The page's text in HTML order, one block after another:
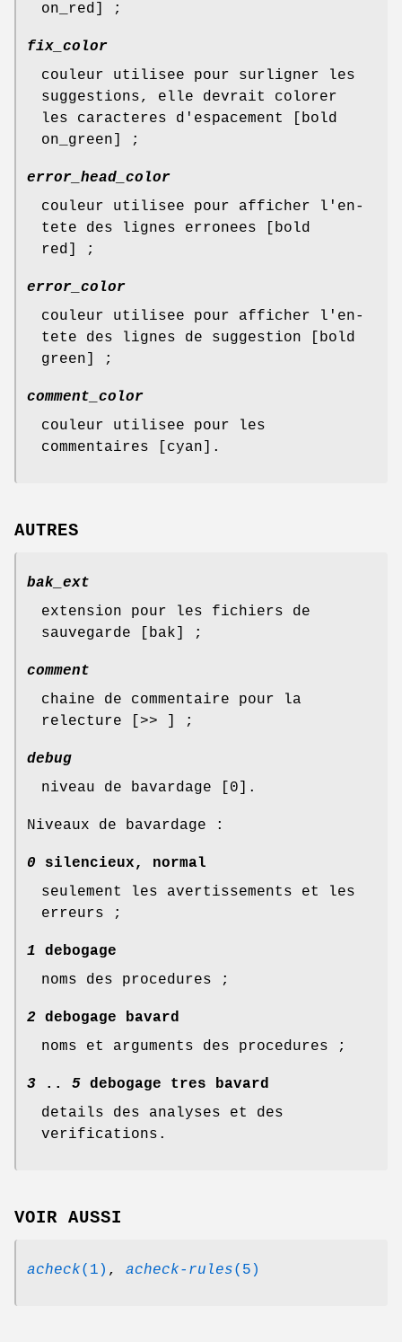
on_red] ;
fix_color
couleur utilisee pour surligner les
suggestions, elle devrait colorer
les caracteres d'espacement [bold
on_green] ;
error_head_color
couleur utilisee pour afficher l'en-
tete des lignes erronees [bold
red] ;
error_color
couleur utilisee pour afficher l'en-
tete des lignes de suggestion [bold
green] ;
comment_color
couleur utilisee pour les
commentaires [cyan].
AUTRES
bak_ext
extension pour les fichiers de
sauvegarde [bak] ;
comment
chaine de commentaire pour la
relecture [>> ] ;
debug
niveau de bavardage [0].
Niveaux de bavardage :
0 silencieux, normal
seulement les avertissements et les
erreurs ;
1 debogage
noms des procedures ;
2 debogage bavard
noms et arguments des procedures ;
3 .. 5 debogage tres bavard
details des analyses et des
verifications.
VOIR AUSSI
acheck(1) , acheck-rules(5)